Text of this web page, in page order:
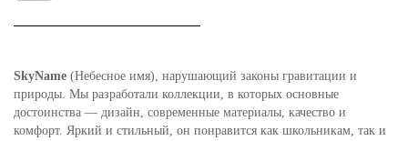
SkyName (Небесное имя), нарушающий законы гравитации и
природы. Мы разработали коллекции, в которых основные
достоинства — дизайн, современные материалы, качество и
комфорт. Яркий и стильный, он понравится как школьникам, так и